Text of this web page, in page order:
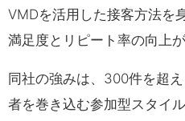
VMDを活用した接客方法を
満足度とリピート率の向上
同社の強みは、300件を超
者を巻き込む参加型スタイ